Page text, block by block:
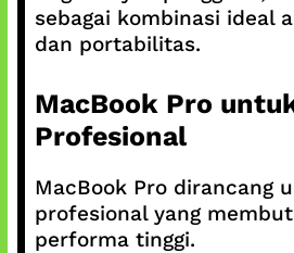
sebagai kombinasi ideal
dan portabilitas.
MacBook Pro
Profesional
MacBook Pro dirancang
profesional yang
performa tinggi.